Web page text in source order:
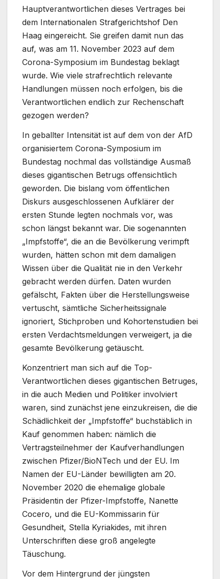
Hauptverantwortlichen dieses Vertrages bei
dem Internationalen Strafgerichtshof Den
Haag eingereicht. Sie greifen damit nun das
auf, was am 11. November 2023 auf dem
Corona-Symposium im Bundestag beklagt
wurde. Wie viele strafrechtlich relevante
Handlungen müssen noch erfolgen, bis die
Verantwortlichen endlich zur Rechenschaft
gezogen werden?
In geballter Intensität ist auf dem von der AfD
organisiertem Corona-Symposium im
Bundestag nochmal das vollständige Ausmaß
dieses gigantischen Betrugs offensichtlich
geworden. Die bislang vom öffentlichen
Diskurs ausgeschlossenen Aufklärer der
ersten Stunde legten nochmals vor, was
schon längst bekannt war. Die sogenannten
„Impfstoffe“, die an die Bevölkerung verimpft
wurden, hätten schon mit dem damaligen
Wissen über die Qualität nie in den Verkehr
gebracht werden dürfen. Daten wurden
gefälscht, Fakten über die Herstellungsweise
vertuscht, sämtliche Sicherheitssignale
ignoriert, Stichproben und Kohortenstudien bei
ersten Verdachtsmeldungen verweigert, ja die
gesamte Bevölkerung getäuscht.
Konzentriert man sich auf die Top-
Verantwortlichen dieses gigantischen Betruges,
in die auch Medien und Politiker involviert
waren, sind zunächst jene einzukreisen, die die
Schädlichkeit der „Impfstoffe“ buchstäblich in
Kauf genommen haben: nämlich die
Vertragsteilnehmer der Kaufverhandlungen
zwischen Pfizer/BioNTech und der EU. Im
Namen der EU-Länder bewilligten am 20.
November 2020 die ehemalige globale
Präsidentin der Pfizer-Impfstoffe, Nanette
Cocero, und die EU-Kommissarin für
Gesundheit, Stella Kyriakides, mit ihren
Unterschriften diese groß angelegte
Täuschung.
Vor dem Hintergrund der jüngsten